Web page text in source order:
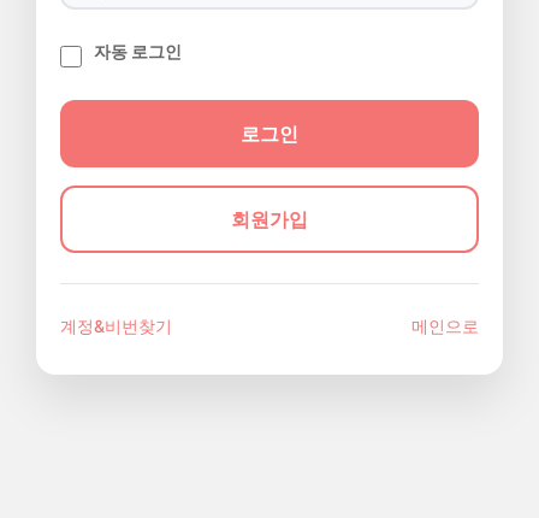
자동 로그인
회원가입
계정&비번찾기 메인으로